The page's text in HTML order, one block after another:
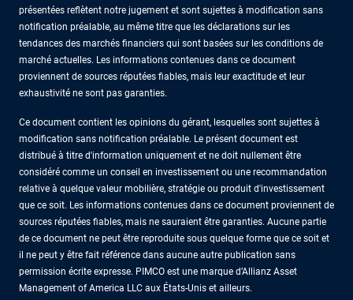
présentées reflètent notre jugement et sont sujettes à modification sans
notification préalable, au même titre que les déclarations sur les
tendances des marchés financiers qui sont basées sur les conditions de
marché actuelles. Les informations contenues dans ce document
proviennent de sources réputées fiables, mais leur exactitude et leur
exhaustivité ne sont pas garanties.
Ce document contient les opinions du gérant, lesquelles sont sujettes à
modification sans notification préalable. Le présent document est
distribué à titre d'information uniquement et ne doit nullement être
considéré comme un conseil en investissement ou une recommandation
relative à quelque valeur mobilière, stratégie ou produit d'investissement
que ce soit. Les informations contenues dans ce document proviennent de
sources réputées fiables, mais ne sauraient être garanties. Aucune partie
de ce document ne peut être reproduite sous quelque forme que ce soit et
il ne peut y être fait référence dans aucune autre publication sans
permission écrite expresse. PIMCO est une marque d’Allianz Asset
Management of America LLC aux États-Unis et ailleurs.